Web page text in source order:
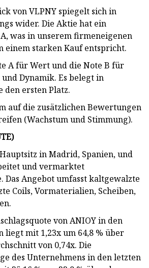
von VLPNY spiegelt sich in
wider. Die Aktie hat ein
was in unserem firmeneigenen
einem starken Kauf entspricht.
A für Wert und die Note B für
Dynamik. Es belegt in
den ersten Platz.
auf die zusätzlichen Bewertungen
(Wachstum und Stimmung).
)
in Madrid, Spanien, und
und vermarktet
Das Angebot umfasst kaltgewalzte
Coils, Vormaterialien, Scheiben,
von ANIOY in den
liegt mit 1,23x um 64,8 % über
von 0,74x. Die
des Unternehmens in den letzten